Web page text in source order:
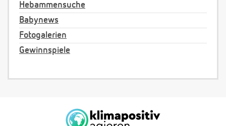
Hebammensuche
Babynews
Fotogalerien
Gewinnspiele